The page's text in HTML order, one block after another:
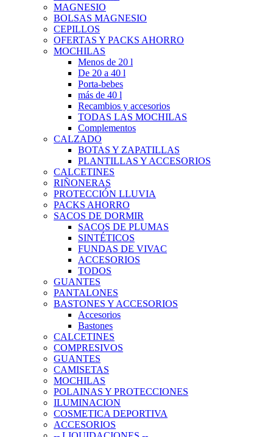
MAGNESIO
BOLSAS MAGNESIO
CEPILLOS
OFERTAS Y PACKS AHORRO
MOCHILAS
Menos de 20 l
De 20 a 40 l
Porta-bebes
más de 40 l
Recambios y accesorios
TODAS LAS MOCHILAS
Complementos
CALZADO
BOTAS Y ZAPATILLAS
PLANTILLAS Y ACCESORIOS
CALCETINES
RIÑONERAS
PROTECCIÓN LLUVIA
PACKS AHORRO
SACOS DE DORMIR
SACOS DE PLUMAS
SINTÉTICOS
FUNDAS DE VIVAC
ACCESORIOS
TODOS
GUANTES
PANTALONES
BASTONES Y ACCESORIOS
Accesorios
Bastones
CALCETINES
COMPRESIVOS
GUANTES
CAMISETAS
MOCHILAS
POLAINAS Y PROTECCIONES
ILUMINACION
COSMETICA DEPORTIVA
ACCESORIOS